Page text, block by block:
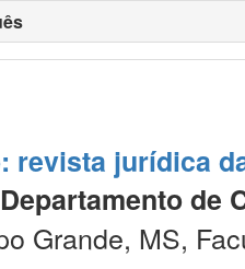
revista jurídica
de
Grande, MS,